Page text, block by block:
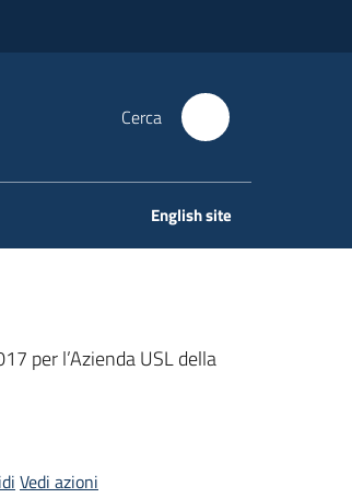
Cerca
English site
per l’Azienda USL della
Vedi azioni